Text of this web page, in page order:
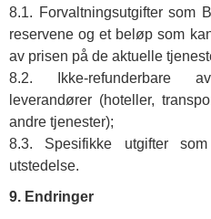
8.1. Forvaltningsutgifter som
reservene og et beløp som
av prisen på de aktuelle
8.2. Ikke-refunderbare
leverandører (hoteller,
andre tjenester);
8.3. Spesifikke utgifter
utstedelse.
9. Endringer